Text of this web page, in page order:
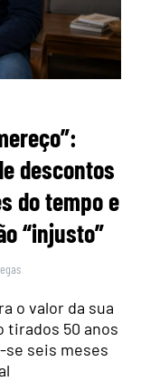
descontos
do tempo e
“injusto”
o valor da sua
tirados 50 anos
se seis meses